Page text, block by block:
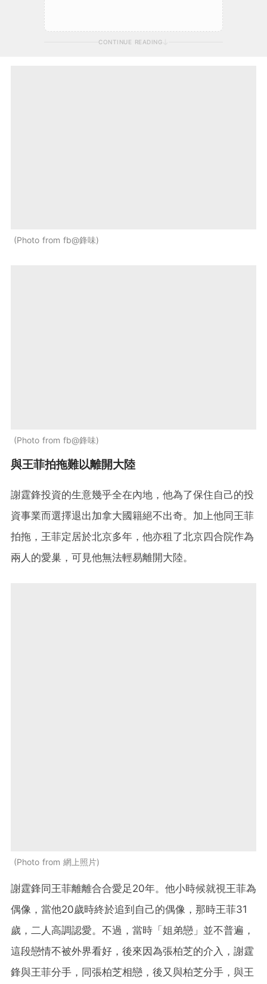
CONTINUE READING
Photo from fb@鋒味
Photo from fb@鋒味
與王菲拍拖難以離開大陸
謝霆鋒投資的生意幾乎全在內地，他為了保住自己的投
資事業而選擇退出加拿大國籍絕不出奇。加上他同王菲
拍拖，王菲定居於北京多年，他亦租了北京四合院作為
兩人的愛巢，可見他無法輕易離開大陸。
Photo from 網上照片
謝霆鋒同王菲離離合合愛足20年。他小時候就視王菲為
偶像，當他20歲時終於追到自己的偶像，那時王菲31
歲，二人高調認愛。不過，當時「姐弟戀」並不普遍，
這段戀情不被外界看好，後來因為張柏芝的介入，謝霆
鋒與王菲分手，同張柏芝相戀，後又與柏芝分手，與王